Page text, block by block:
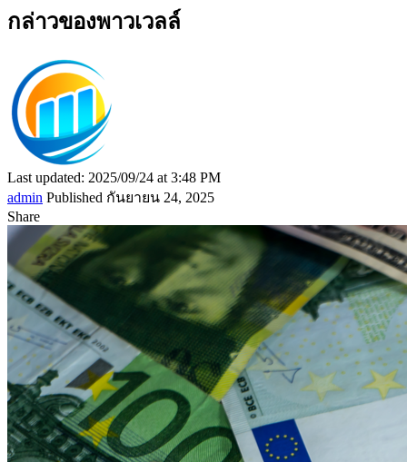
กล่าวของพาวเวลล์
Last updated: 2025/09/24 at 3:48 PM
admin Published กันยายน 24, 2025
Share